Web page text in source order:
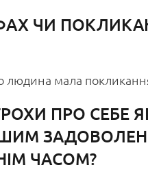
ЧИ
людина мала
ПРО СЕБЕ
ЧАСОМ?